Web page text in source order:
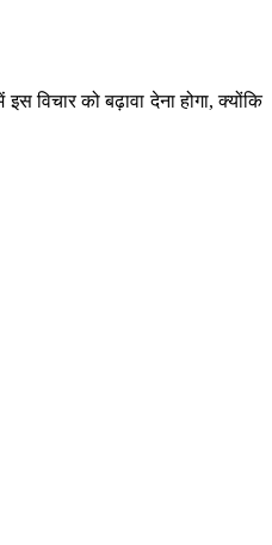
को बढ़ावा देना होगा, क्योंकि